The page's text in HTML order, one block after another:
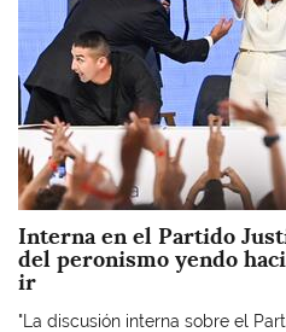
Interna en el Partido
del peronismo yendo
ir
"La discusión interna sobre el